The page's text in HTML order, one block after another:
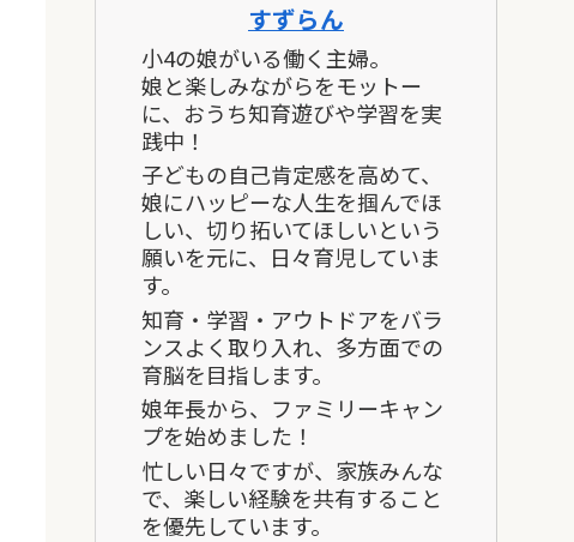
すずらん
小4の娘がいる働く主婦。
娘と楽しみながらをモットー
に、おうち知育遊びや学習を実
践中！
子どもの自己肯定感を高めて、
娘にハッピーな人生を掴んでほ
しい、切り拓いてほしいという
願いを元に、日々育児していま
す。
知育・学習・アウトドアをバラ
ンスよく取り入れ、多方面での
育脳を目指します。
娘年長から、ファミリーキャン
プを始めました！
忙しい日々ですが、家族みんな
で、楽しい経験を共有すること
を優先しています。